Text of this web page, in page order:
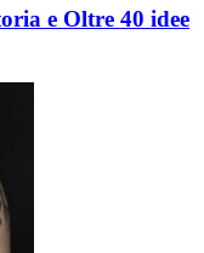
e Oltre 40 idee